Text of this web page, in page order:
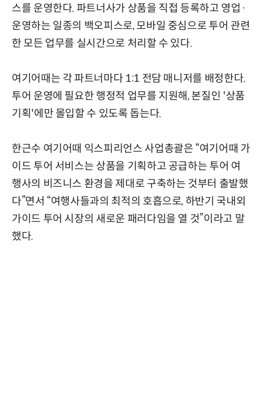
스를 운영한다. 파트너사가 상품을 직접 등록하고 영업·
운영하는 일종의 백오피스로, 모바일 중심으로 투어 관련
한 모든 업무를 실시간으로 처리할 수 있다.
여기어때는 각 파트너마다 1:1 전담 매니저를 배정한다.
투어 운영에 필요한 행정적 업무를 지원해, 본질인 '상품
기획'에만 몰입할 수 있도록 돕는다.
한근수 여기어때 익스피리언스 사업총괄은 “여기어때 가
이드 투어 서비스는 상품을 기획하고 공급하는 투어 여
행사의 비즈니스 환경을 제대로 구축하는 것부터 출발했
다”면서 “여행사들과의 최적의 호흡으로, 하반기 국내외
가이드 투어 시장의 새로운 패러다임을 열 것”이라고 말
했다.